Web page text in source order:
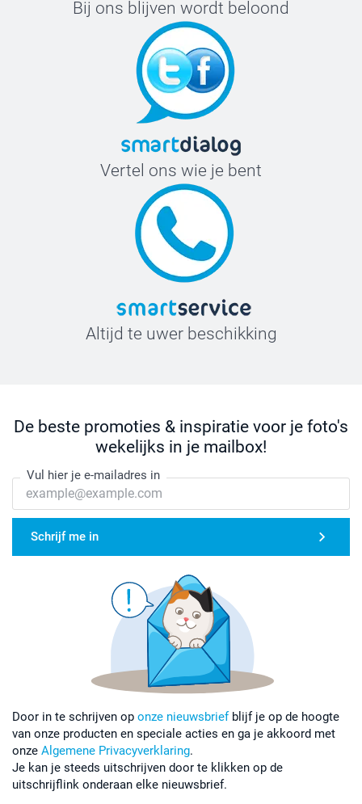
Bij ons blijven wordt beloond
Vertel ons wie je bent
Altijd te uwer beschikking
De beste promoties & inspiratie voor je foto's
wekelijks in je mailbox!
Vul hier je e-mailadres in
Schrijf me in
Door in te schrijven op onze nieuwsbrief blijf je op de hoogte
van onze producten en speciale acties en ga je akkoord met
onze Algemene Privacyverklaring.
Je kan je steeds uitschrijven door te klikken op de
uitschrijflink onderaan elke nieuwsbrief.